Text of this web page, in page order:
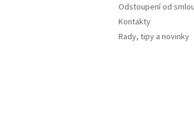
Odstoupení od
Kontakty
Rady, tipy a novinky